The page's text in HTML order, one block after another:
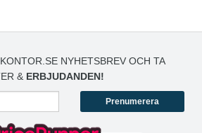
NYHETSBREV OCH TA
& ERBJUDANDEN!
Prenumerera